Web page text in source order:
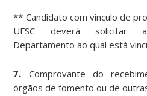
** Candidato com vínculo de
UFSC deverá solicitar
Departamento ao qual está
7. Comprovante do
órgãos de fomento ou de